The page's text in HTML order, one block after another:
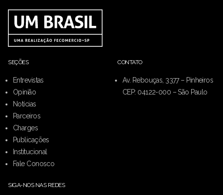
SEÇÕES
Entrevistas
Opinião
Notícias
Parceiros
Charges
Publicações
Institucional
Fale Conosco
CONTATO
Av. Rebouças, 3377 – Pinheiros
CEP: 04122-000 – São Paulo
SIGA-NOS NAS REDES